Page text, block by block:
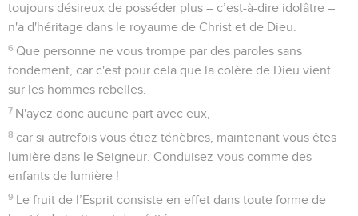
toujours désireux de posséder plus – c’est-à-dire idolâtre –
n'a d'héritage dans le royaume de Christ et de Dieu.
6 Que personne ne vous trompe par des paroles sans
fondement, car c'est pour cela que la colère de Dieu vient
sur les hommes rebelles.
7 N'ayez donc aucune part avec eux,
8 car si autrefois vous étiez ténèbres, maintenant vous êtes
lumière dans le Seigneur. Conduisez-vous comme des
enfants de lumière !
9 Le fruit de l’Esprit consiste en effet dans toute forme de